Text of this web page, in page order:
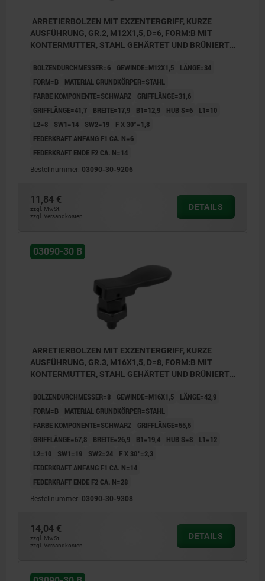
ARRETIERBOLZEN MIT EXZENTERGRIFF, KURZE
AUSFÜHRUNG, GR.2, M12X1,5, D=6, FORM:B MIT
KONTERMUTTER, STAHL GEHÄRTET UND BRÜNIERT,
BOLZENDURCHMESSER=6 GEWINDE=M12X1,5
LÄNGE=34
FORM=B
MATERIAL GRUNDKÖRPER=STAHL
FARBE KOMPONENTE=SCHWARZ
GRIFFLÄNGE=31,6
GRIFFLÄNGE=41,7
BREITE=17,9 B1=12,9 HUB S=6
L1=10
L2=8
SW1=14 SW2=19
F X 30°=1,8
FEDERKRAFT ANFANG F1 CA. N=6
FEDERKRAFT ENDE F2 CA. N=14
Bestellnummer: 03090-30-9206
11,84 €
zzgl. MwSt.
zzgl. Versandkosten
DETAILS
03090-30 B
ARRETIERBOLZEN MIT EXZENTERGRIFF, KURZE
AUSFÜHRUNG, GR.3, M16X1,5, D=8, FORM:B MIT
KONTERMUTTER, STAHL GEHÄRTET UND BRÜNIERT,
BOLZENDURCHMESSER=8 GEWINDE=M16X1,5
LÄNGE=42,9
FORM=B
MATERIAL GRUNDKÖRPER=STAHL
FARBE KOMPONENTE=SCHWARZ
GRIFFLÄNGE=55,5
GRIFFLÄNGE=67,8
BREITE=26,9 B1=19,4 HUB S=8
L1=12
L2=10
SW1=19 SW2=24
F X 30°=2,3
FEDERKRAFT ANFANG F1 CA. N=14
FEDERKRAFT ENDE F2 CA. N=28
Bestellnummer: 03090-30-9308
14,04 €
zzgl. MwSt.
zzgl. Versandkosten
DETAILS